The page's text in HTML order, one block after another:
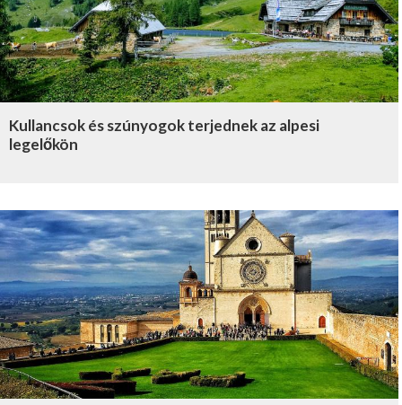
Kullancsok és szúnyogok terjednek az alpesi
legelőkön